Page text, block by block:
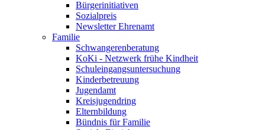
Bürgerinitiativen
Sozialpreis
Newsletter Ehrenamt
Familie
Schwangerenberatung
KoKi - Netzwerk frühe Kindheit
Schuleingangsuntersuchung
Kinderbetreuung
Jugendamt
Kreisjugendring
Elternbildung
Bündnis für Familie